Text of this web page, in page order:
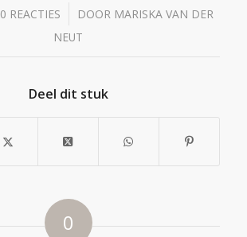
0 REACTIES
/ DOOR MARISKA VAN DER
NEUT
Deel dit stuk
0